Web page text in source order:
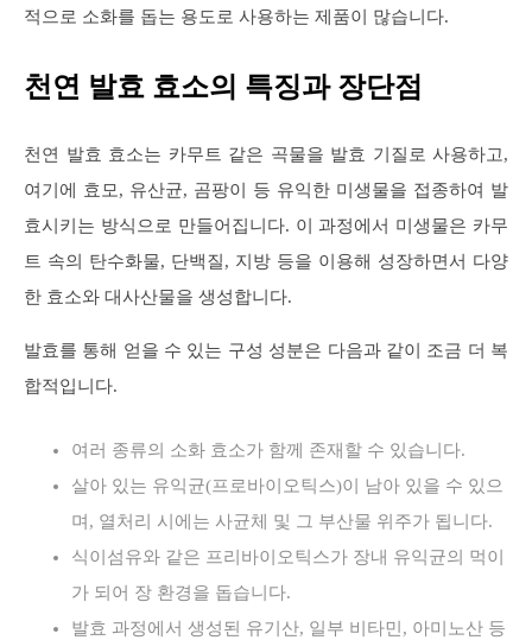
적으로 소화를 돕는 용도로 사용하는 제품이 많습니다.
천연 발효 효소의 특징과 장단점
천연 발효 효소는 카무트 같은 곡물을 발효 기질로 사용하고,
여기에 효모, 유산균, 곰팡이 등 유익한 미생물을 접종하여 발
효시키는 방식으로 만들어집니다. 이 과정에서 미생물은 카무
트 속의 탄수화물, 단백질, 지방 등을 이용해 성장하면서 다양
한 효소와 대사산물을 생성합니다.
발효를 통해 얻을 수 있는 구성 성분은 다음과 같이 조금 더 복
합적입니다.
여러 종류의 소화 효소가 함께 존재할 수 있습니다.
살아 있는 유익균(프로바이오틱스)이 남아 있을 수 있으
며, 열처리 시에는 사균체 및 그 부산물 위주가 됩니다.
식이섬유와 같은 프리바이오틱스가 장내 유익균의 먹이
가 되어 장 환경을 돕습니다.
발효 과정에서 생성된 유기산, 일부 비타민, 아미노산 등